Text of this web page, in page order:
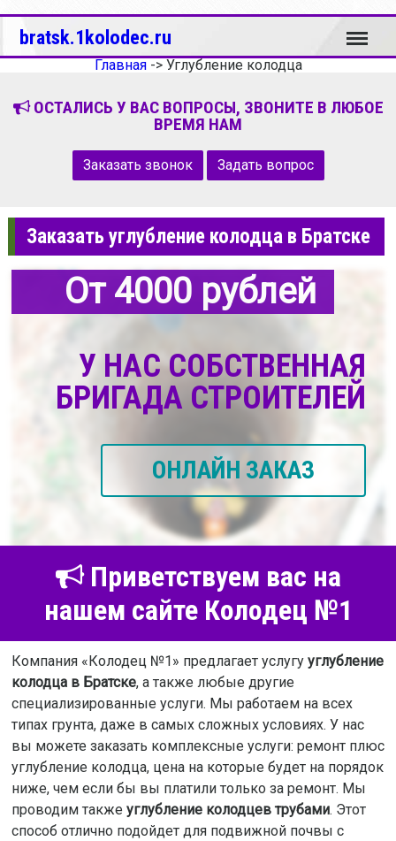
bratsk.1kolodec.ru Меню
Главная-> Углубление колодца
ОСТАЛИСЬ У ВАС ВОПРОСЫ, ЗВОНИТЕ В ЛЮБОЕ
ВРЕМЯ НАМ
Заказать звонок Задать вопрос
Заказать углубление колодца в Братске
От 4000 рублей
У НАС СОБСТВЕННАЯ
БРИГАДА СТРОИТЕЛЕЙ
ОНЛАЙН ЗАКАЗ
Приветствуем вас на
нашем сайте Колодец №1
Компания «Колодец №1» предлагает услугу углубление
колодца в Братске, а также любые другие
специализированные услуги. Мы работаем на всех
типах грунта, даже в самых сложных условиях. У нас
вы можете заказать комплексные услуги: ремонт плюс
углубление колодца, цена на которые будет на порядок
ниже, чем если бы вы платили только за ремонт. Мы
проводим также углубление колодцев трубами. Этот
способ отлично подойдет для подвижной почвы с